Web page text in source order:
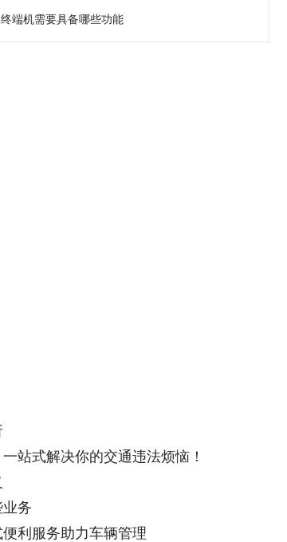
端机需要具备哪些功能
站式解决你的交通违法烦恼！
务
利服务助力车辆管理